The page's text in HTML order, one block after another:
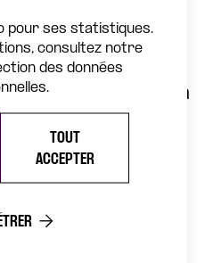
de l’Opéra de la
and Co) et de
Kuntz
pour ses statistiques.
consultez notre
des données
TOUT
ACCEPTER